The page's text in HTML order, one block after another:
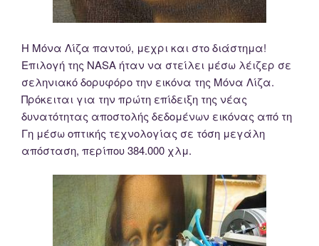
Η Μόνα Λίζα παντού, μεχρι και στο διάστημα!
Επιλογή της NASA ήταν να στείλει μέσω λέιζερ σε
σεληνιακό δορυφόρο την εικόνα της Μόνα Λίζα.
Πρόκειται για την πρώτη επίδειξη της νέας
δυνατότητας αποστολής δεδομένων εικόνας από τη
Γη μέσω οπτικής τεχνολογίας σε τόση μεγάλη
απόσταση, περίπου 384.000 χλμ.